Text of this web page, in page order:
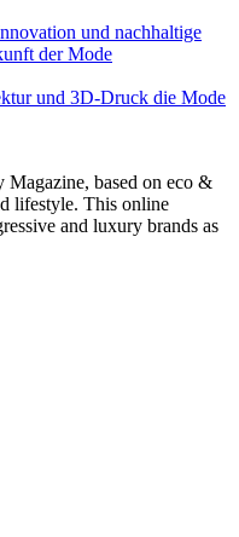
und nachhaltige
der Mode
und 3D-Druck die Mode
based on eco &
lifestyle. This online
and luxury brands as